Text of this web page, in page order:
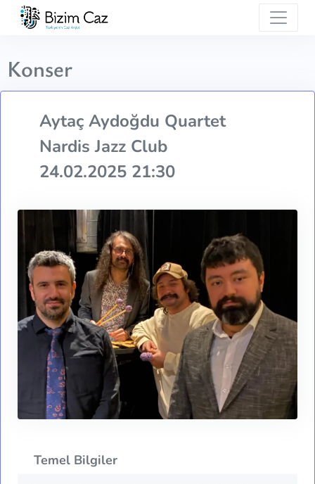
Konser
Aytaç Aydoğdu Quartet
Nardis Jazz Club
24.02.2025 21:30
Temel Bilgiler